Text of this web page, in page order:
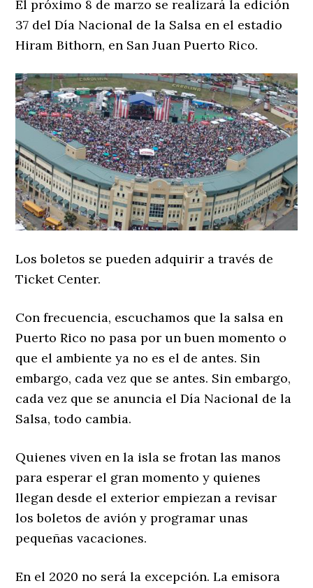
El próximo 8 de marzo se realizará la edición
37 del Día Nacional de la Salsa en el estadio
Hiram Bithorn, en San Juan Puerto Rico.
Los boletos se pueden adquirir a través de
Ticket Center.
Con frecuencia, escuchamos que la salsa en
Puerto Rico no pasa por un buen momento o
que el ambiente ya no es el de antes. Sin
embargo, cada vez que se antes. Sin embargo,
cada vez que se anuncia el Día Nacional de la
Salsa, todo cambia.
Quienes viven en la isla se frotan las manos
para esperar el gran momento y quienes
llegan desde el exterior empiezan a revisar
los boletos de avión y programar unas
pequeñas vacaciones.
En el 2020 no será la excepción. La emisora